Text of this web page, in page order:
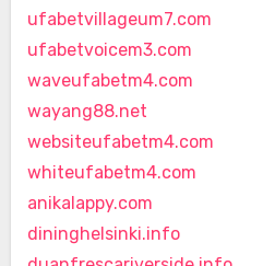
ufabetvillageum7.com
ufabetvoicem3.com
waveufabetm4.com
wayang88.net
websiteufabetm4.com
whiteufabetm4.com
anikalappy.com
dininghelsinki.info